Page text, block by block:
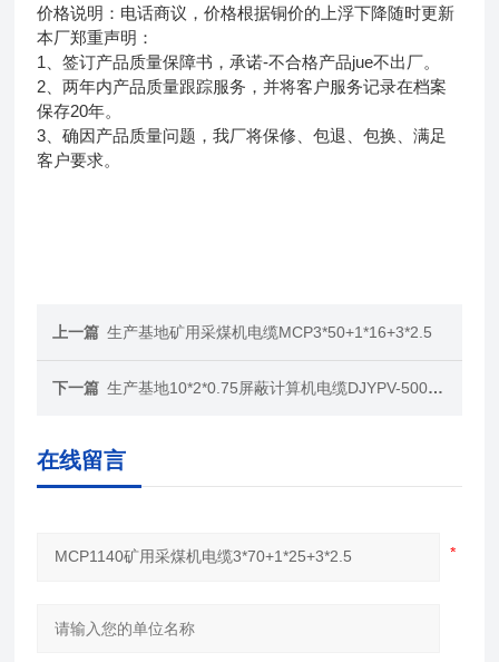
价格说明：电话商议，价格根据铜价的上浮下降随时更新
本厂郑重声明：
1、签订产品质量保障书，承诺-不合格产品jue不出厂。
2、两年内产品质量跟踪服务，并将客户服务记录在档案
保存20年。
3、确因产品质量问题，我厂将保修、包退、包换、满足
客户要求。
上一篇 生产基地矿用采煤机电缆MCP3*50+1*16+3*2.5
下一篇 生产基地10*2*0.75屏蔽计算机电缆DJYPV-500V市场价
在线留言